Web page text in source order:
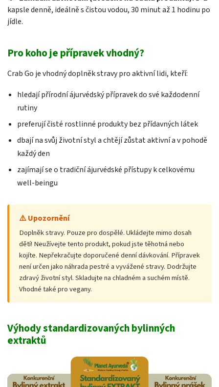
kapsle denně, ideálně s čistou vodou, 30 minut až 1 hodinu po
jídle.
Pro koho je přípravek vhodný?
Crab Go je vhodný doplněk stravy pro aktivní lidi, kteří:
hledají přírodní ájurvédský přípravek do své každodenní
rutiny
preferují čisté rostlinné produkty bez přídavných látek
dbají na svůj životní styl a chtějí zůstat aktivní a v pohodě
každý den
zajímají se o tradiční ájurvédské přístupy k celkovému
well-beingu
⚠️ Upozornění
Doplněk stravy. Pouze pro dospělé. Ukládejte mimo dosah
dětí! Neužívejte tento produkt, pokud jste těhotná nebo
kojíte. Nepřekračujte doporučené denní dávkování. Přípravek
není určen jako náhrada pestré a vyvážené stravy. Dodržujte
zdravý životní styl. Skladujte na chladném a suchém místě.
Vhodné také pro vegany.
Výhody standardizovaných bylinných
extraktů